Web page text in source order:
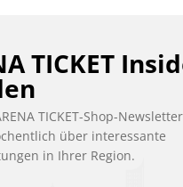
TICKET
TICKET-Shop-
über interessante
in Ihrer Region.